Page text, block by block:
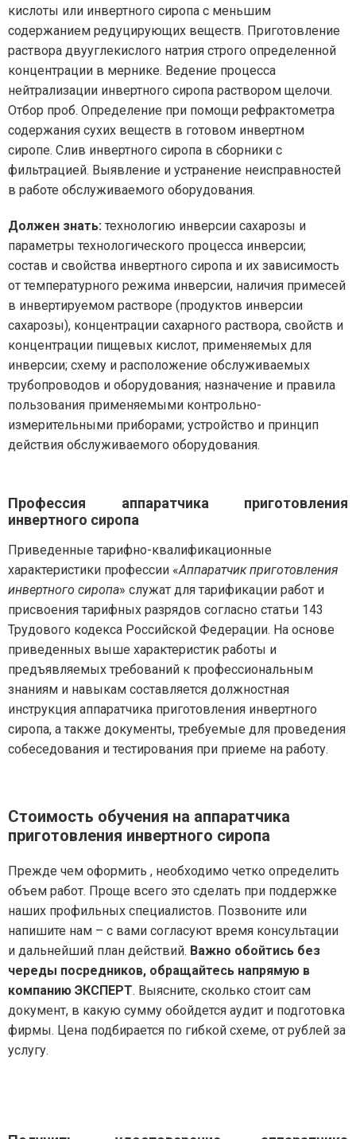
кислоты или инвертного сиропа с меньшим
содержанием редуцирующих веществ. Приготовление
раствора двууглекислого натрия строго определенной
концентрации в мернике. Ведение процесса
нейтрализации инвертного сиропа раствором щелочи.
Отбор проб. Определение при помощи рефрактометра
содержания сухих веществ в готовом инвертном
сиропе. Слив инвертного сиропа в сборники с
фильтрацией. Выявление и устранение неисправностей
в работе обслуживаемого оборудования.
Должен знать: технологию инверсии сахарозы и
параметры технологического процесса инверсии;
состав и свойства инвертного сиропа и их зависимость
от температурного режима инверсии, наличия примесей
в инвертируемом растворе (продуктов инверсии
сахарозы), концентрации сахарного раствора, свойств и
концентрации пищевых кислот, применяемых для
инверсии; схему и расположение обслуживаемых
трубопроводов и оборудования; назначение и правила
пользования применяемыми контрольно-
измерительными приборами; устройство и принцип
действия обслуживаемого оборудования.
Профессия аппаратчика приготовления
инвертного сиропа
Приведенные тарифно-квалификационные
характеристики профессии «Аппаратчик приготовления
инвертного сиропа» служат для тарификации работ и
присвоения тарифных разрядов согласно статьи 143
Трудового кодекса Российской Федерации. На основе
приведенных выше характеристик работы и
предъявляемых требований к профессиональным
знаниям и навыкам составляется должностная
инструкция аппаратчика приготовления инвертного
сиропа, а также документы, требуемые для проведения
собеседования и тестирования при приеме на работу.
Стоимость обучения на аппаратчика
приготовления инвертного сиропа
Прежде чем оформить , необходимо четко определить
объем работ. Проще всего это сделать при поддержке
наших профильных специалистов. Позвоните или
напишите нам – с вами согласуют время консультации
и дальнейший план действий. Важно обойтись без
череды посредников, обращайтесь напрямую в
компанию ЭКСПЕРТ. Выясните, сколько стоит сам
документ, в какую сумму обойдется аудит и подготовка
фирмы. Цена подбирается по гибкой схеме, от рублей за
услугу.